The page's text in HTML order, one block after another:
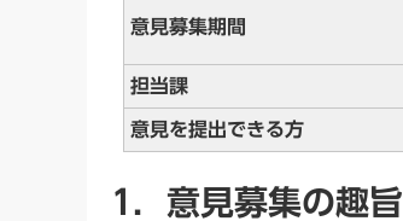
意見募集期間
担当課
意見を提出できる方
1．意見募集の趣旨